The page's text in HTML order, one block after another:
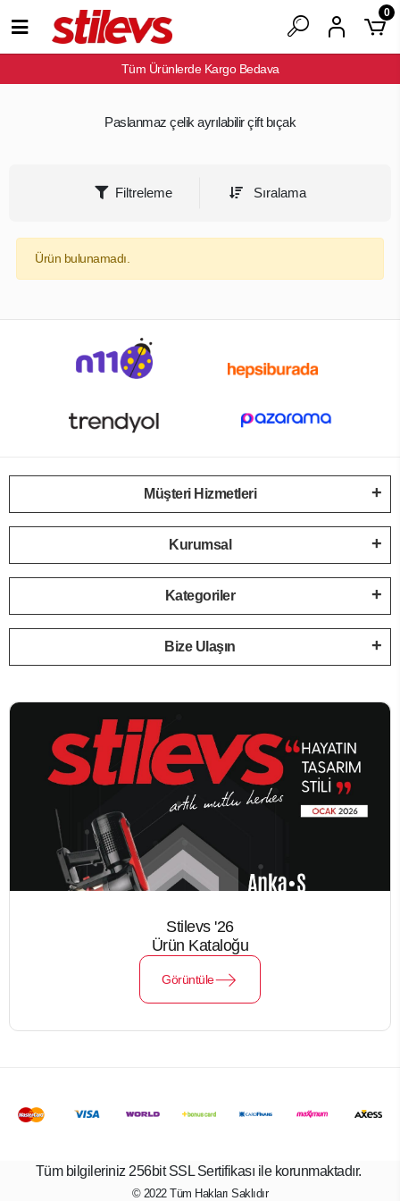
Tüm Ürünlerde Kargo Bedava
0
Paslanmaz çelik ayrılabilir çift bıçak
Filtreleme Sıralama
Ürün bulunamadı.
Müşteri Hizmetleri
Kurumsal
Kategoriler
Bize Ulaşın
Stilevs '26
Ürün Kataloğu
Görüntüle
Tüm bilgileriniz 256bit SSL Sertifikası ile korunmaktadır.
© 2022Tüm Hakları Saklıdır